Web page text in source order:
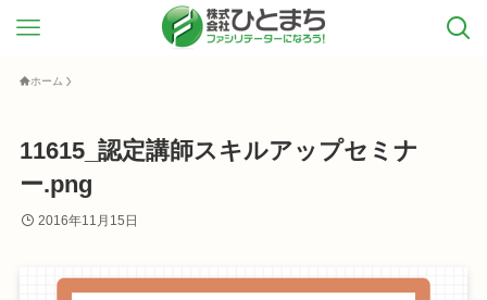
ホーム
11615_認定講師スキルアップセミナ
ー.png
2016年11月15日